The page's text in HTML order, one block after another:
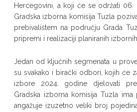
Hercegovini, a koji će se održati 06.
Gradska izborna komisija Tuzla
prebivalištem na području Grada
pripremi i realizaciji planiranih izbornih
Jedan od ključnih segmenata u
su svakako i birački odbori, kojih će
izbore 2024. godine djelovati
Gradska izborna komisija Tuzla
angažuje izuzetno veliki broj